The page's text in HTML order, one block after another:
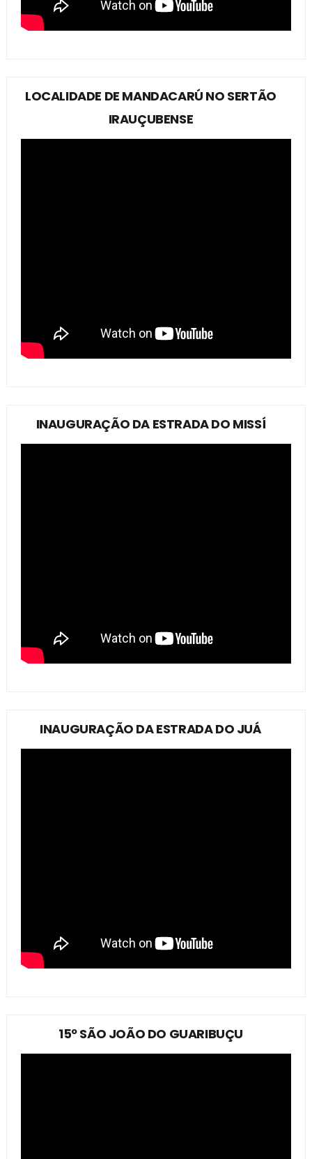
LOCALIDADE DE MANDACARÚ NO SERTÃO
IRAUÇUBENSE
INAUGURAÇÃO DA ESTRADA DO MISSÍ
INAUGURAÇÃO DA ESTRADA DO JUÁ
15º SÃO JOÃO DO GUARIBUÇU